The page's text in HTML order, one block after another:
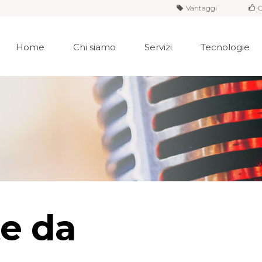
Home Chi siamo Servizi Tecnologie
Vantaggi
da